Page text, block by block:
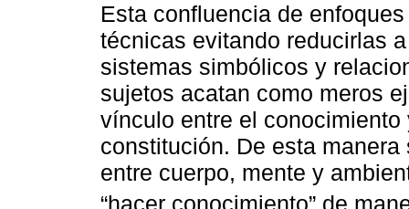
Esta confluencia de
técnicas evitando reducirlas
sistemas simbólicos y
sujetos acatan como meros
vínculo entre el
constitución. De esta
entre cuerpo, mente y